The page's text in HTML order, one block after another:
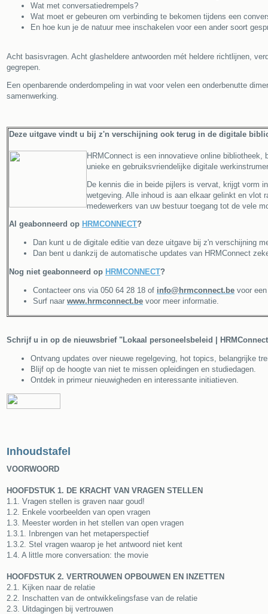
Wat met conversatiedrempels?
Wat moet er gebeuren om verbinding te bekomen tijdens een
En hoe kun je de natuur mee inschakelen voor een ander soort
Acht basisvragen. Acht glasheldere antwoorden mét heldere richtlijnen,
gegrepen.
Een openbarende onderdompeling in wat voor velen een onderbenutte
samenwerking.
Deze uitgave vindt u bij z'n verschijning ook terug in de digitale
HRMConnect is een innovatieve online
unieke en gebruiksvriendelijke digitale
De kennis die in beide pijlers is vervat, krijgt vorm
wetgeving. Alle inhoud is aan elkaar gelinkt en vlot
medewerkers van uw bestuur toegang tot de vele
Al geabonneerd op HRMCONNECT?
Dan kunt u de digitale editie van deze uitgave bij z'n verschijning
Dan bent u dankzij de automatische updates van HRMConnect
Nog niet geabonneerd op HRMCONNECT?
Contacteer ons via 050 64 28 18 of info@hrmconnect.be voor
Surf naar www.hrmconnect.be voor meer informatie.
Schrijf u in op de nieuwsbrief "Lokaal personeelsbeleid |
Ontvang updates over nieuwe regelgeving, hot topics, belangrijke
Blijf op de hoogte van niet te missen opleidingen en studiedagen.
Ontdek in primeur nieuwigheden en interessante initiatieven.
Inhoudstafel
VOORWOORD
HOOFDSTUK 1. DE KRACHT VAN VRAGEN STELLEN
1.1. Vragen stellen is graven naar goud!
1.2. Enkele voorbeelden van open vragen
1.3. Meester worden in het stellen van open vragen
1.3.1. Inbrengen van het metaperspectief
1.3.2. Stel vragen waarop je het antwoord niet kent
1.4. A little more conversation: the movie
HOOFDSTUK 2. VERTROUWEN OPBOUWEN EN INZETTEN
2.1. Kijken naar de relatie
2.2. Inschatten van de ontwikkelingsfase van de relatie
2.3. Uitdagingen bij vertrouwen